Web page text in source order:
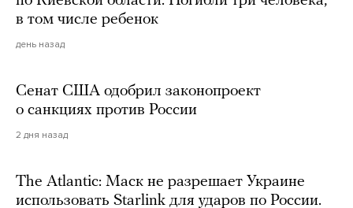
в том числе ребенок
день назад
Сенат США одобрил законопроект
о санкциях против России
2 дня назад
The Atlantic: Маск не разрешает Украине
использовать Starlink для ударов по России.